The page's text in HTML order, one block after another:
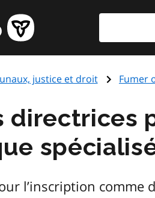
justice et droit Fumer
directrices
l’inscription comme